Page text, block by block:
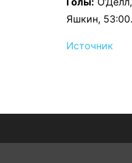
Яшкин, 53:00.
Источник